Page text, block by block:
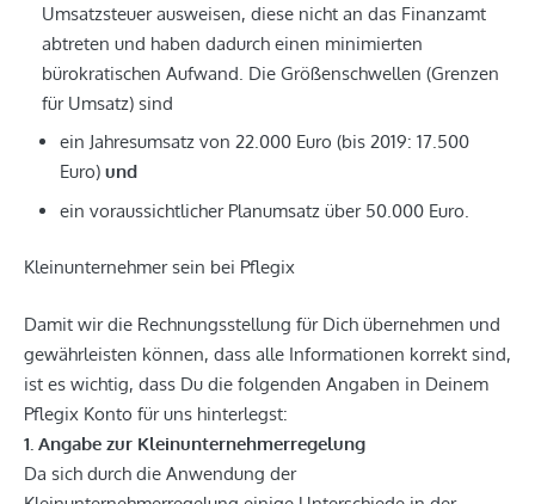
Umsatzsteuer ausweisen, diese nicht an das Finanzamt
abtreten und haben dadurch einen minimierten
bürokratischen Aufwand. Die Größenschwellen (Grenzen
für Umsatz) sind
ein Jahresumsatz von 22.000 Euro (bis 2019: 17.500
Euro) und
ein voraussichtlicher Planumsatz über 50.000 Euro.
Kleinunternehmer sein bei Pflegix
Damit wir die Rechnungsstellung für Dich übernehmen und
gewährleisten können, dass alle Informationen korrekt sind,
ist es wichtig, dass Du die folgenden Angaben in Deinem
Pflegix Konto für uns hinterlegst:
1. Angabe zur Kleinunternehmerregelung
Da sich durch die Anwendung der